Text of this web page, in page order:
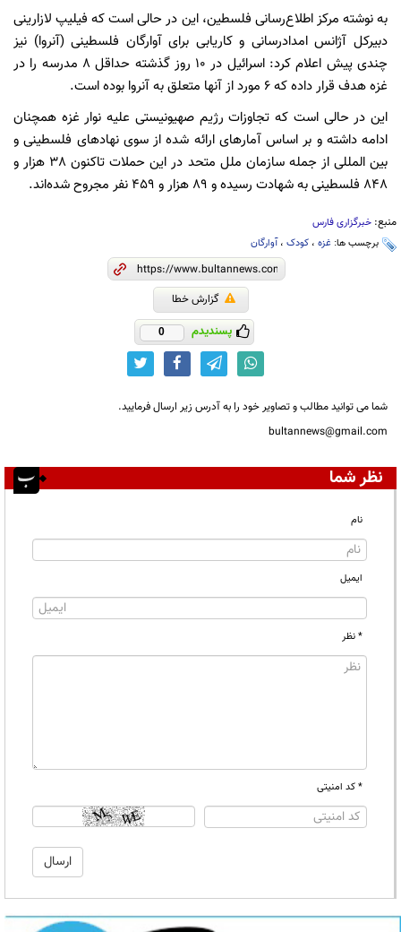
به نوشته مرکز اطلاع‌رسانی فلسطین، این در حالی است که فیلیپ لازارینی
دبیرکل آژانس امدادرسانی و کاریابی برای آوارگان فلسطینی (آنروا) نیز
چندی پیش اعلام کرد: اسرائیل در 10 روز گذشته حداقل 8 مدرسه را در
غزه هدف قرار داده که 6 مورد از آنها متعلق به آنروا بوده است.
این در حالی است که تجاوزات رژیم صهیونیستی علیه نوار غزه همچنان
ادامه داشته و بر اساس آمارهای ارائه شده از سوی نهادهای فلسطینی و
بین المللی از جمله سازمان ملل متحد در این حملات تاکنون 38 هزار و
848 فلسطینی به شهادت رسیده و 89 هزار و 459 نفر مجروح شده‌اند.
منبع: خبرگزاری فارس
برچسب ها: غزه ، کودک ،آوارگان
گزارش خطا
پسندیدم 0
شما می توانید مطالب و تصاویر خود را به آدرس زیر ارسال فرمایید.
bultannews@gmail.com
نظر شما
نام
ایمیل
* نظر
* کد امنیتی